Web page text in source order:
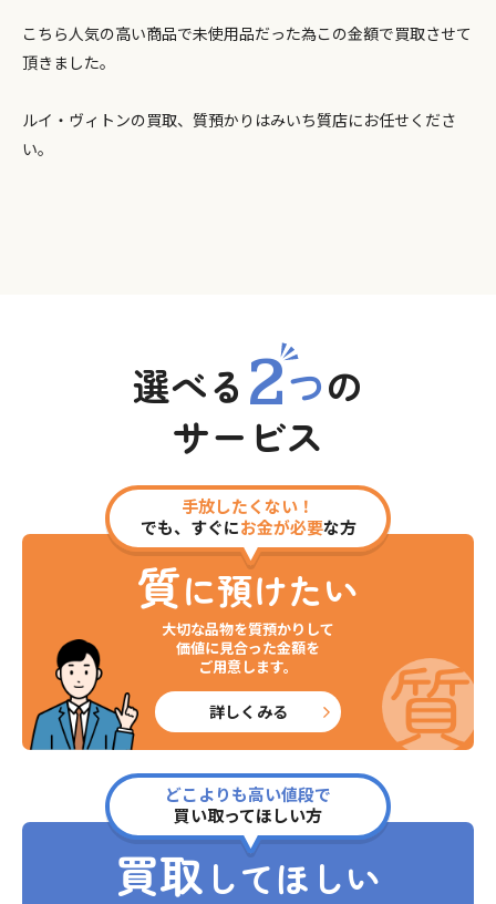
こちら人気の高い商品で未使用品だった為この金額で買取させて
頂きました。
ルイ・ヴィトンの買取、質預かりはみいち質店にお任せくださ
い。
選べる 2つの
サービス
手放したくない！
でも、すぐにお金が必要な方
質に預けたい
大切な品物を質預かりして
価値に見合った金額を
ご用意します。
詳しくみる
どこよりも高い値段で
買い取ってほしい方
買取 してほしい